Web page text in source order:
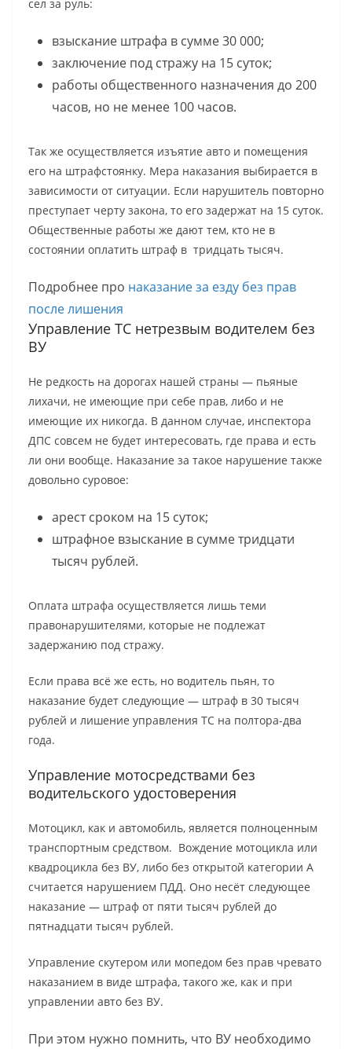
сел за руль:
взыскание штрафа в сумме 30 000;
заключение под стражу на 15 суток;
работы общественного назначения до 200
часов, но не менее 100 часов.
Так же осуществляется изъятие авто и помещения
его на штрафстоянку. Мера наказания выбирается в
зависимости от ситуации. Если нарушитель повторно
преступает черту закона, то его задержат на 15 суток.
Общественные работы же дают тем, кто не в
состоянии оплатить штраф в тридцать тысяч.
Подробнее про наказание за езду без прав
после лишения
Управление ТС нетрезвым водителем без
ВУ
Не редкость на дорогах нашей страны — пьяные
лихачи, не имеющие при себе прав, либо и не
имеющие их никогда. В данном случае, инспектора
ДПС совсем не будет интересовать, где права и есть
ли они вообще. Наказание за такое нарушение также
довольно суровое:
арест сроком на 15 суток;
штрафное взыскание в сумме тридцати
тысяч рублей.
Оплата штрафа осуществляется лишь теми
правонарушителями, которые не подлежат
задержанию под стражу.
Если права всё же есть, но водитель пьян, то
наказание будет следующие — штраф в 30 тысяч
рублей и лишение управления ТС на полтора-два
года.
Управление мотосредствами без
водительского удостоверения
Мотоцикл, как и автомобиль, является полноценным
транспортным средством. Вождение мотоцикла или
квадроцикла без ВУ, либо без открытой категории А
считается нарушением ПДД. Оно несёт следующее
наказание — штраф от пяти тысяч рублей до
пятнадцати тысяч рублей.
Управление скутером или мопедом без прав чревато
наказанием в виде штрафа, такого же, как и при
управлении авто без ВУ.
При этом нужно помнить, что ВУ необходимо